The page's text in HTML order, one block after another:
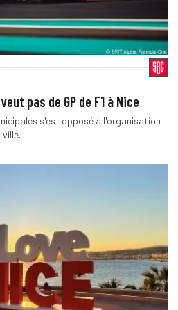
pas de GP de F1 à Nice
s'est opposé à l'organisation